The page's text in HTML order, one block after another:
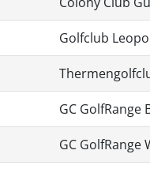
Golfclub
GC GolfRange
GC